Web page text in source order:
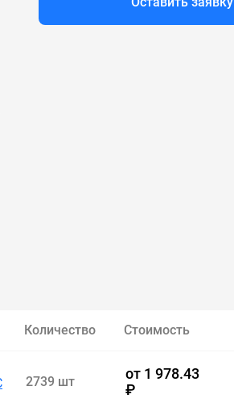
Количество Стоимость
2739 шт от 1 978.43
₽